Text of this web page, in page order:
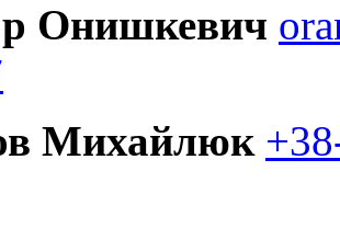
Онишкевич
Михайлюк